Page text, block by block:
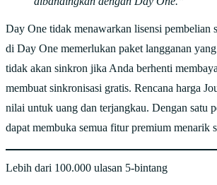
Day One tidak menawarkan lisensi pembelian
di Day One memerlukan paket langganan
tidak akan sinkron jika Anda berhenti
membuat sinkronisasi gratis. Rencana harga
nilai untuk uang dan terjangkau. Dengan satu
dapat membuka semua fitur premium menarik
Lebih dari 100.000 ulasan 5-bintang